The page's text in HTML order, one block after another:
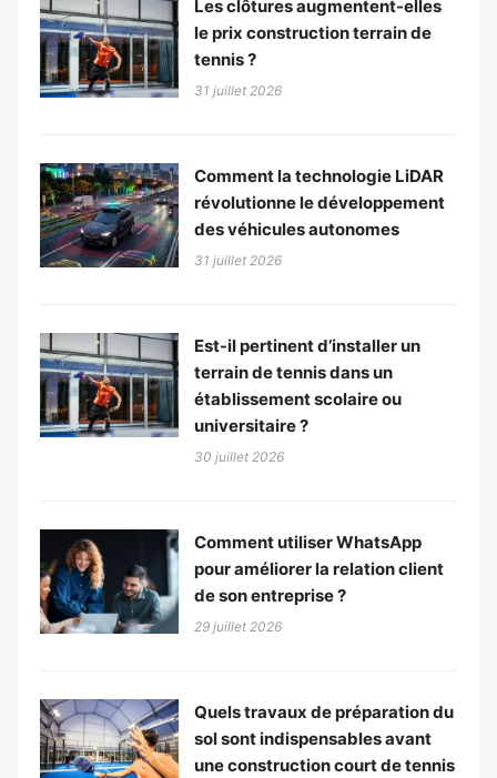
Les clôtures augmentent-elles
le prix construction terrain de
tennis ?
31 juillet 2026
Comment la technologie LiDAR
révolutionne le développement
des véhicules autonomes
31 juillet 2026
Est-il pertinent d’installer un
terrain de tennis dans un
établissement scolaire ou
universitaire ?
30 juillet 2026
Comment utiliser WhatsApp
pour améliorer la relation client
de son entreprise ?
29 juillet 2026
Quels travaux de préparation du
sol sont indispensables avant
une construction court de tennis